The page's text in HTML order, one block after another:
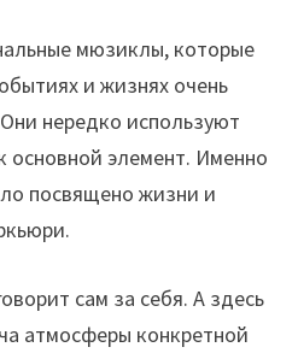
мюзиклы, которые
и жизнях очень
нередко используют
основной элемент. Именно
посвящено жизни и
сам за себя. А здесь
атмосферы конкретной